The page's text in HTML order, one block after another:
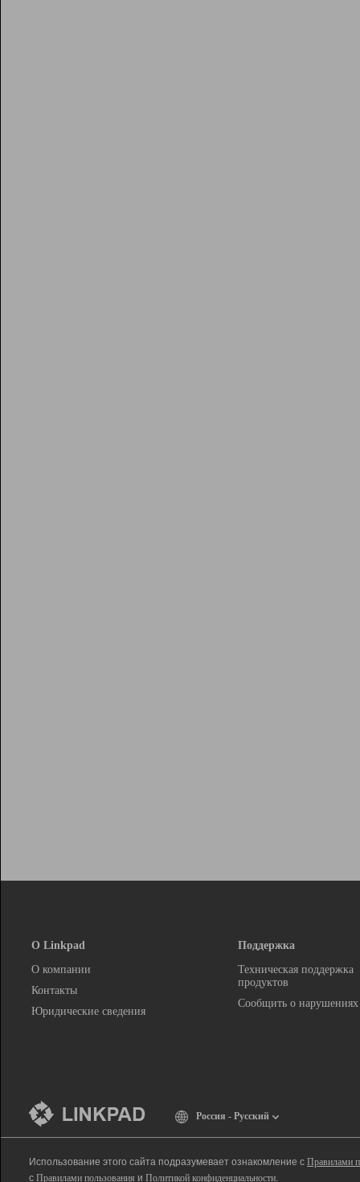
О Linkpad
О компании
Контакты
Юридические сведения
Поддержка
Техническая поддержка
продуктов
Сообщить о нарушениях
Россия - Русский
Использование этого сайта подразумевает ознакомление с Правилами
с Правилами пользования и Политикой конфиденциальности.